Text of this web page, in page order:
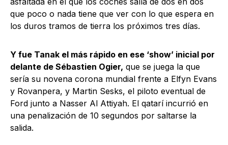
que poco o nada tiene que ver con lo que espera en
los duros tramos de tierra los próximos tres días.
Y fue Tanak el más rápido en ese ‘show’ inicial por
delante de Sébastien Ogier, que se juega la que
sería su novena corona mundial frente a Elfyn Evans
y Rovanpera, y Martin Sesks, el piloto eventual de
Ford junto a Nasser Al Attiyah. El qatarí incurrió en
una penalización de 10 segundos por saltarse la
salida.